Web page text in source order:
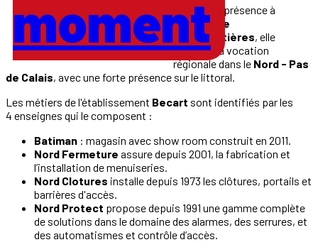
momentGrâce à sa présence à
Dunkerque
Armentières, elle
assume sa vocation
régionale dans le Nord - Pas
de Calais, avec une forte présence sur le littoral.
Les métiers de l'établissement Becart sont identifiés par les
4 enseignes qui le composent :
Batiman : magasin avec show room construit en 2011.
Nord Fermeture assure depuis 2001, la fabrication et
l’installation de menuiseries.
Nord Clotures installe depuis 1973 les clôtures, portails et
barrières d'accès.
Nord Protect propose depuis 1991 une gamme complète
de solutions dans le domaine des alarmes, des serrures, et
des automatismes et contrôle d’accès.